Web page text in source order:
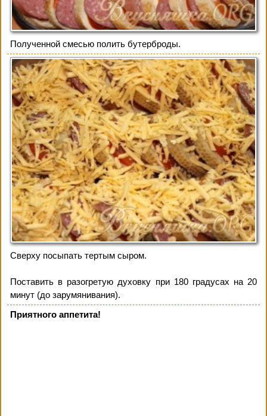
Полученной смесью полить бутерброды.
Сверху посыпать тертым сыром.
Поставить в разогретую духовку при 180 градусах на 20
минут (до зарумянивания).
Приятного аппетита!